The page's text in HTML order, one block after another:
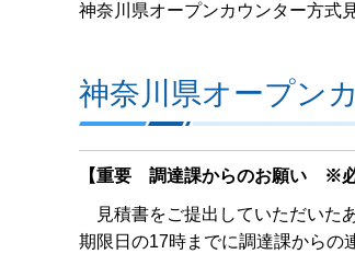
神奈川県オープンカウンター方式
神奈川県オープン
【重要 調達課からのお願い ※必
見積書をご提出していただいた
期限日の17時までに調達課からの